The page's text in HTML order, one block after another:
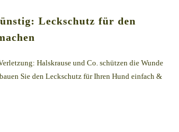
Leckschutz für den
Halskrause und Co. schützen die Wunde
Sie den Leckschutz für Ihren Hund einfach &